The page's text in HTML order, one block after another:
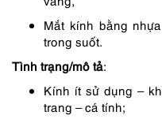
Mắt kính bằng
trong suốt.
Tình trạng/mô tả:
Kính ít sử dụng –
trang – cá tính;